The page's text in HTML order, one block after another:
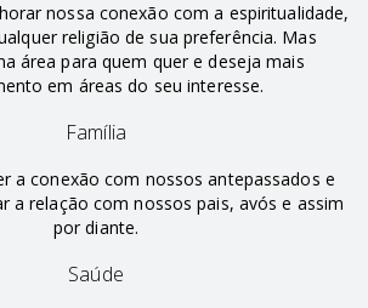
nossa conexão com a espiritualidade,
religião de sua preferência. Mas
área para quem quer e deseja mais
em áreas do seu interesse.
Família
a conexão com nossos antepassados e
a relação com nossos pais, avós e assim
por diante.
Saúde